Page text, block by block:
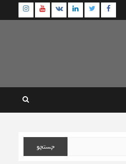
Facebook
Twitter
Linkedin
VK